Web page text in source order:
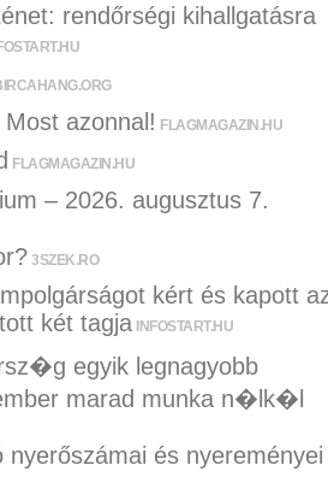
rendőrségi kihallgatásra
azonnal! FLAGMAGAZIN.HU
FLAGMAGAZIN.HU
– 2026. augusztus 7.
3SZEK.RO
kért és kapott
két tagja INFOSTART.HU
egyik legnagyobb
marad munka n�lk�l
nyerőszámai és nyereményei